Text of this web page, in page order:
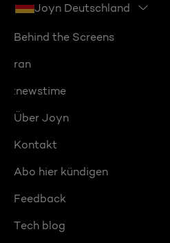
Joyn Deutschland
Behind the Screens
ran
:newstime
Über Joyn
Kontakt
Abo hier kündigen
Feedback
Tech blog